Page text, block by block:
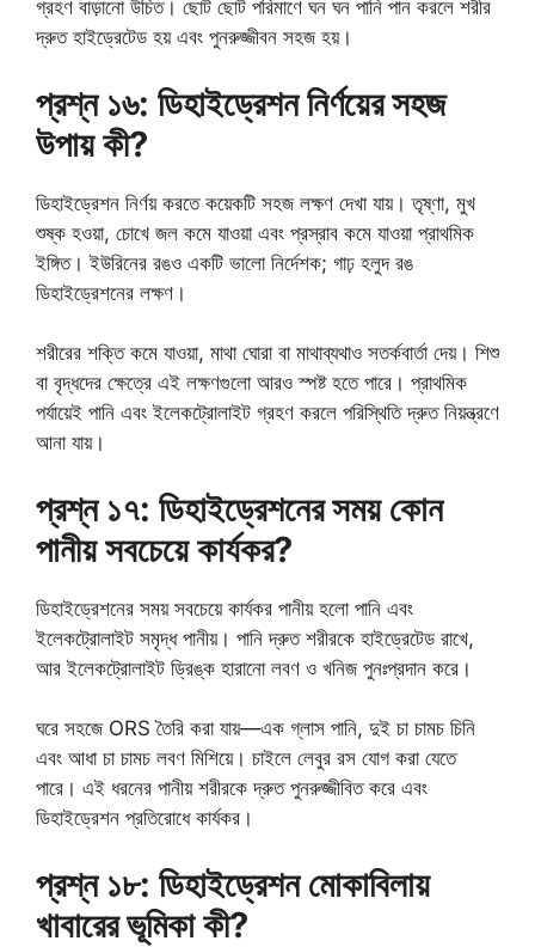
গ্রহণ বাড়ানো উচিত। ছোট ছোট পরিমাণে ঘন ঘন পানি পান করলে শরীর
দ্রুত হাইড্রেটেড হয় এবং পুনরুজ্জীবন সহজ হয়।
প্রশ্ন ১৬: ডিহাইড্রেশন নির্ণয়ের সহজ
উপায় কী?
ডিহাইড্রেশন নির্ণয় করতে কয়েকটি সহজ লক্ষণ দেখা যায়। তৃষ্ণা, মুখ
শুষ্ক হওয়া, চোখে জল কমে যাওয়া এবং প্রস্রাব কমে যাওয়া প্রাথমিক
ইঙ্গিত। ইউরিনের রঙও একটি ভালো নির্দেশক; গাঢ় হলুদ রঙ
ডিহাইড্রেশনের লক্ষণ।
শরীরের শক্তি কমে যাওয়া, মাথা ঘোরা বা মাথাব্যথাও সতর্কবার্তা দেয়। শিশু
বা বৃদ্ধদের ক্ষেত্রে এই লক্ষণগুলো আরও স্পষ্ট হতে পারে। প্রাথমিক
পর্যায়েই পানি এবং ইলেকট্রোলাইট গ্রহণ করলে পরিস্থিতি দ্রুত নিয়ন্ত্রণে
আনা যায়।
প্রশ্ন ১৭: ডিহাইড্রেশনের সময় কোন
পানীয় সবচেয়ে কার্যকর?
ডিহাইড্রেশনের সময় সবচেয়ে কার্যকর পানীয় হলো পানি এবং
ইলেকট্রোলাইট সমৃদ্ধ পানীয়। পানি দ্রুত শরীরকে হাইড্রেটেড রাখে,
আর ইলেকট্রোলাইট ড্রিঙ্ক হারানো লবণ ও খনিজ পুনঃপ্রদান করে।
ঘরে সহজে ORS তৈরি করা যায়—এক গ্লাস পানি, দুই চা চামচ চিনি
এবং আধা চা চামচ লবণ মিশিয়ে। চাইলে লেবুর রস যোগ করা যেতে
পারে। এই ধরনের পানীয় শরীরকে দ্রুত পুনরুজ্জীবিত করে এবং
ডিহাইড্রেশন প্রতিরোধে কার্যকর।
প্রশ্ন ১৮: ডিহাইড্রেশন মোকাবিলায়
খাবারের ভূমিকা কী?